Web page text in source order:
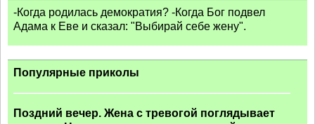
-Когда родилась демократия? -Когда Бог подвел
Адама к Еве и сказал: "Выбирай себе жену".
Популярные приколы
Поздний вечер. Жена с тревогой поглядывает